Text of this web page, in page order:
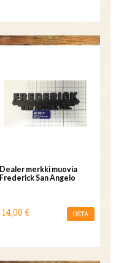
Dealer merkki muovia
Frederick San Angelo
14,00 € OSTA